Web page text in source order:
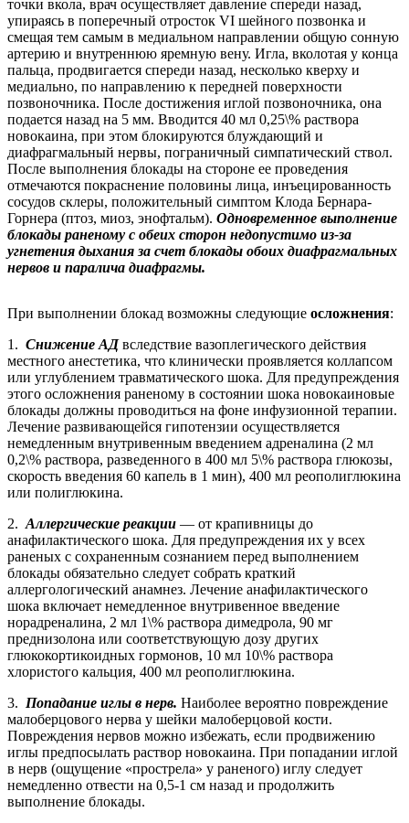
точки вкола, врач осуществляет давление спереди назад,
упираясь в поперечный отросток VI шейного позвонка и
смещая тем самым в медиальном направлении общую сонную
артерию и внутреннюю яремную вену. Игла, вколотая у конца
пальца, продвигается спереди назад, несколько кверху и
медиально, по направлению к передней поверхности
позвоночника. После достижения иглой позвоночника, она
подается назад на 5 мм. Вводится 40 мл 0,25\% раствора
новокаина, при этом блокируются блуждающий и
диафрагмальный нервы, пограничный симпатический ствол.
После выполнения блокады на стороне ее проведения
отмечаются покраснение половины лица, инъецированность
сосудов склеры, положительный симптом Клода Бернара-
Горнера (птоз, миоз, энофтальм). Одновременное выполнение
блокады раненому с обеих сторон недопустимо из-за
угнетения дыхания за счет блокады обоих диафрагмальных
нервов и паралича диафрагмы.
При выполнении блокад возможны следующие осложнения:
1. Снижение АДвследствие вазоплегического действия
местного анестетика, что клинически проявляется коллапсом
или углублением травматического шока. Для предупреждения
этого осложнения раненому в состоянии шока новокаиновые
блокады должны проводиться на фоне инфузионной терапии.
Лечение развивающейся гипотензии осуществляется
немедленным внутривенным введением адреналина (2 мл
0,2\% раствора, разведенного в 400 мл 5\% раствора глюкозы,
скорость введения 60 капель в 1 мин), 400 мл реополиглюкина
или полиглюкина.
2. Аллергические реакции — от крапивницы до
анафилактического шока. Для предупреждения их у всех
раненых с сохраненным сознанием перед выполнением
блокады обязательно следует собрать краткий
аллергологический анамнез. Лечение анафилактического
шока включает немедленное внутривенное введение
норадреналина, 2 мл 1\% раствора димедрола, 90 мг
преднизолона или соответствующую дозу других
глюкокортикоидных гормонов, 10 мл 10\% раствора
хлористого кальция, 400 мл реополиглюкина.
3. Попадание иглы в нерв. Наиболее вероятно повреждение
малоберцового нерва у шейки малоберцовой кости.
Повреждения нервов можно избежать, если продвижению
иглы предпосылать раствор новокаина. При попадании иглой
в нерв (ощущение «прострела» у раненого) иглу следует
немедленно отвести на 0,5-1 см назад и продолжить
выполнение блокады.